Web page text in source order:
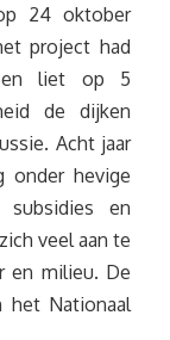
24 oktober
project had
en liet op 5
de dijken
Acht jaar
onder hevige
subsidies en
veel aan te
en milieu. De
het Nationaal